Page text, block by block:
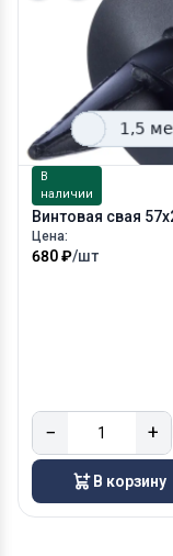
В
наличии
Винтовая свая
Цена:
680 ₽/шт
− +
В корзину